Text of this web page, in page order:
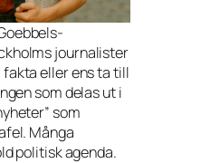
journalister
fakta eller ens ta till
som delas ut i
som
Många
politisk agenda.